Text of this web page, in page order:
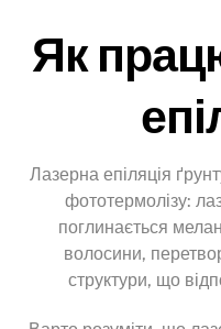
Як
Лазерна епіляція
фототермолізу:
поглинається
волосини,
структури, що